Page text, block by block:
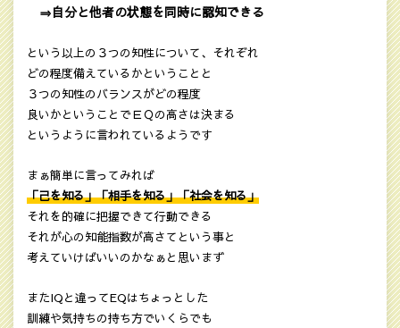
⇒自分と他者の状態を同時に認知できる
という以上の３つの知性について、それぞれ
どの程度備えているかということと
３つの知性のバランスがどの程度
良いかということでＥＱの高さは決まる
というように言われているようです
まぁ簡単に言ってみれば
「己を知る」「相手を知る」「社会を知る」
それを的確に把握できて行動できる
それが心の知能指数が高さてという事と
考えていけばいいのかなぁと思いまず
またIQと違ってEQはちょっとした
訓練や気持ちの持ち方でいくらでも